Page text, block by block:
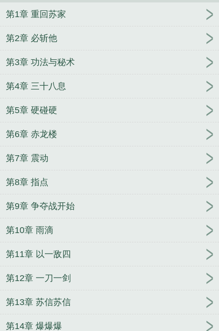
真甜
第1章 重回苏家
第2章 必斩他
第3章 功法与秘术
第4章 三十八息
第5章 硬碰硬
第6章 赤龙楼
第7章 震动
第8章 指点
第9章 争夺战开始
第10章 雨滴
第11章 以一敌四
第12章 一刀一剑
第13章 苏信苏信
第14章 爆爆爆